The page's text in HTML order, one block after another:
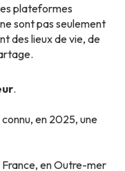
plateformes
sont pas seulement
des lieux de vie, de
.
en 2025, une
en Outre-mer